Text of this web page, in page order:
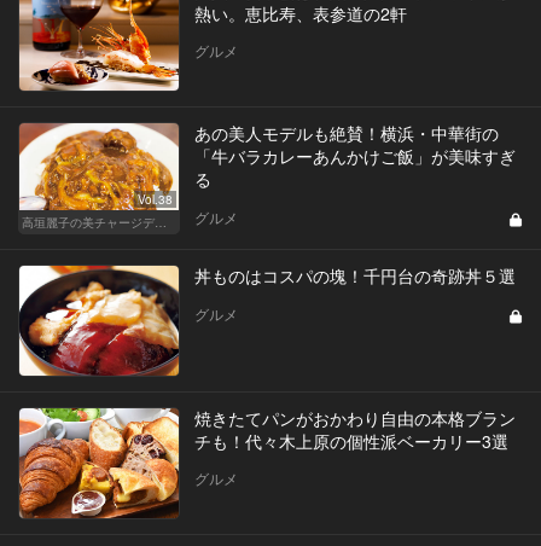
熱い。恵比寿、表参道の2軒
グルメ
Vol.38
高垣麗子の美チャージディナー
あの美人モデルも絶賛！横浜・中華街の
「牛バラカレーあんかけご飯」が美味すぎ
る
グルメ
丼ものはコスパの塊！千円台の奇跡丼５選
グルメ
焼きたてパンがおかわり自由の本格ブラン
チも！代々木上原の個性派ベーカリー3選
グルメ